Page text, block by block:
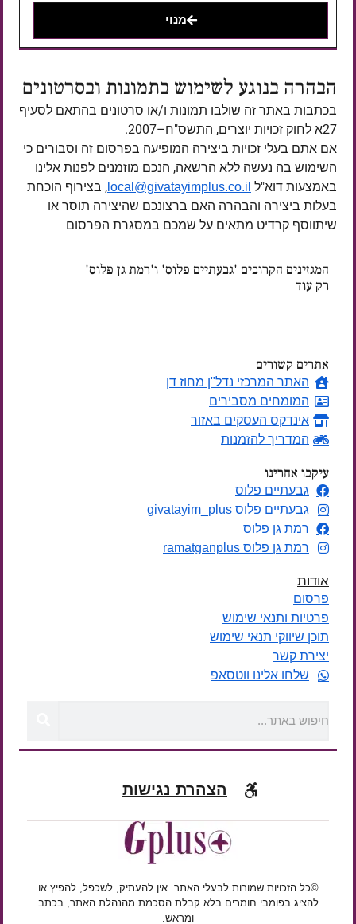
מנוי
הבהרה בנוגע לשימוש בתמונות ובסרטונים
בכתבות באתר זה שולבו תמונות ו/או סרטונים בהתאם לסעיף
27א לחוק זכויות יוצרים, התשס"ח–2007.
אם אתם בעלי זכויות ביצירה המופיעה בפרסום זה וסבורים כי
השימוש בה נעשה ללא הרשאה, הנכם מוזמנים לפנות אלינו
באמצעות דוא"ל local@givatayimplus.co.il , בצירוף הוכחת
בעלות ביצירה והבהרה האם ברצונכם שהיצירה תוסר או
שיתווסף קרדיט מתאים על שמכם במסגרת הפרסום
המגזינים הקרובים 'גבעתיים פלוס' ו'רמת גן פלוס'
רק עוד
אתרים קשורים
האתר המרכזי נדל"ן מחוז דן
המומחים מסבירים
אינדקס העסקים באזור
המדריך להזמנות
עיקבו אחרינו
גבעתיים פלוס
גבעתיים פלוס givatayim_plus
רמת גן פלוס
רמת גן פלוס ramatganplus
אודות
פרסום
פרטיות ותנאי שימוש
תוכן שיווקי תנאי שימוש
יצירת קשר
שלחו אלינו ווטסאפ
הצהרת נגישות
©כל הזכויות שמורות לבעלי האתר. אין להעתיק, לשכפל, להפיץ או
להציג בפומבי חומרים בלא קבלת הסכמת מהנהלת האתר, בכתב
ומראש.